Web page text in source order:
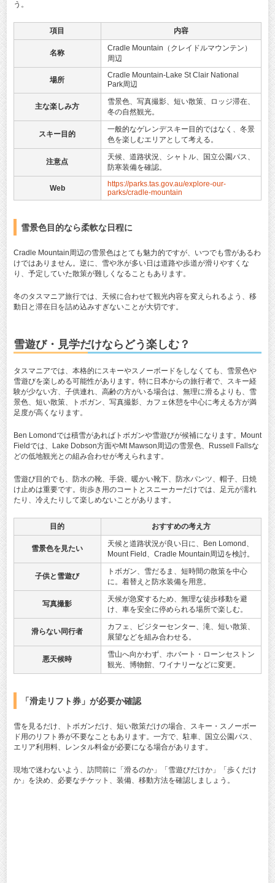
う。
項目 内容
名称
Cradle Mountain（クレイドルマウンテン）
周辺
場所
Cradle Mountain-Lake St Clair National
Park周辺
主な楽しみ方
雪景色、写真撮影、短い散策、ロッジ滞在、
冬の自然観光。
スキー目的
一般的なゲレンデスキー目的ではなく、冬景
色を楽しむエリアとして考える。
注意点
天候、道路状況、シャトル、国立公園パス、
防寒装備を確認。
Web
https://parks.tas.gov.au/explore-our-
parks/cradle-mountain
雪景色目的なら柔軟な日程に
Cradle Mountain周辺の雪景色はとても魅力的ですが、いつでも雪があるわ
けではありません。逆に、雪や氷が多い日は道路や歩道が滑りやすくな
り、予定していた散策が難しくなることもあります。
冬のタスマニア旅行では、天候に合わせて観光内容を変えられるよう、移
動日と滞在日を詰め込みすぎないことが大切です。
雪遊び・見学だけならどう楽しむ？
タスマニアでは、本格的にスキーやスノーボードをしなくても、雪景色や
雪遊びを楽しめる可能性があります。特に日本からの旅行者で、スキー経
験が少ない方、子供連れ、高齢の方がいる場合は、無理に滑るよりも、雪
景色、短い散策、トボガン、写真撮影、カフェ休憩を中心に考える方が満
足度が高くなります。
Ben Lomondでは積雪があればトボガンや雪遊びが候補になります。Mount
Fieldでは、Lake Dobson方面やMt Mawson周辺の雪景色、Russell Fallsな
どの低地観光との組み合わせが考えられます。
雪遊び目的でも、防水の靴、手袋、暖かい靴下、防水パンツ、帽子、日焼
け止めは重要です。街歩き用のコートとスニーカーだけでは、足元が濡れ
たり、冷えたりして楽しめないことがあります。
目的 おすすめの考え方
雪景色を見たい
天候と道路状況が良い日に、Ben Lomond、
Mount Field、Cradle Mountain周辺を検討。
子供と雪遊び
トボガン、雪だるま、短時間の散策を中心
に。着替えと防水装備を用意。
写真撮影
天候が急変するため、無理な徒歩移動を避
け、車を安全に停められる場所で楽しむ。
滑らない同行者
カフェ、ビジターセンター、滝、短い散策、
展望などを組み合わせる。
悪天候時
雪山へ向かわず、ホバート・ローンセストン
観光、博物館、ワイナリーなどに変更。
「滑走リフト券」が必要か確認
雪を見るだけ、トボガンだけ、短い散策だけの場合、スキー・スノーボー
ド用のリフト券が不要なこともあります。一方で、駐車、国立公園パス、
エリア利用料、レンタル料金が必要になる場合があります。
現地で迷わないよう、訪問前に「滑るのか」「雪遊びだけか」「歩くだけ
か」を決め、必要なチケット、装備、移動方法を確認しましょう。